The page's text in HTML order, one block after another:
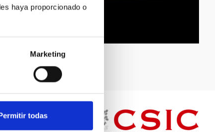
haya proporcionado o
Marketing
todas